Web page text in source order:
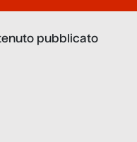
pubblicato